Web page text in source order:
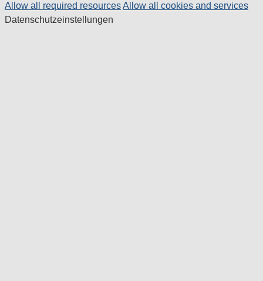
Allow all required resourcesAllow all cookies and services
Datenschutzeinstellungen